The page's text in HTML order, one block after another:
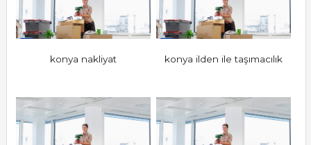
konya nakliyat konya ilden ile taşımacılık